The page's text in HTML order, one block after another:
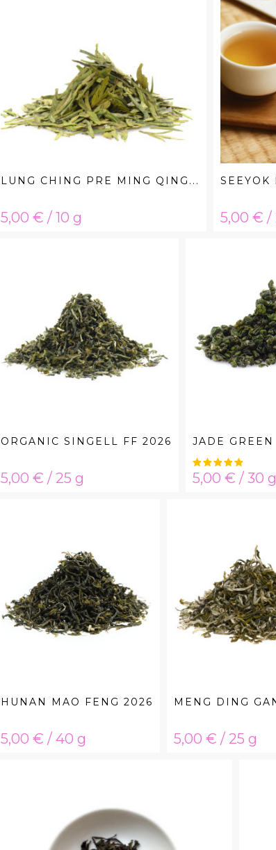
LUNG CHING PRE MING QING...
Hinta
5,00 € / 10 g
SEEYOK
Hinta
5,00 € /
ORGANIC SINGELL FF 2026
Hinta
5,00 € / 25 g
JADE
Hinta
5,00 € / 30 g
HUNAN MAO FENG 2026
Hinta
5,00 € / 40 g
MENG DING
Hinta
5,00 € / 25 g